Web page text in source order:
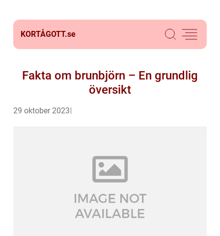
KORTÅGOTT.se
Fakta om brunbjörn – En grundlig
översikt
29 oktober 2023